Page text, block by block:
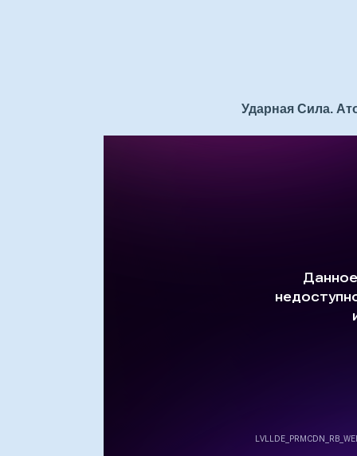
Ударная Сила.